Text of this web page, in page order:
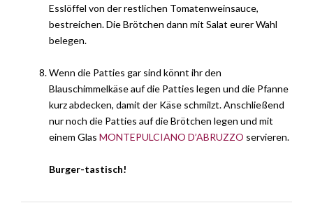
Esslöffel von der restlichen Tomatenweinsauce,
bestreichen. Die Brötchen dann mit Salat eurer Wahl
belegen.
Wenn die Patties gar sind könnt ihr den
Blauschimmelkäse auf die Patties legen und die Pfanne
kurz abdecken, damit der Käse schmilzt. Anschließend
nur noch die Patties auf die Brötchen legen und mit
einem Glas MONTEPULCIANO D’ABRUZZO servieren.
Burger-tastisch!